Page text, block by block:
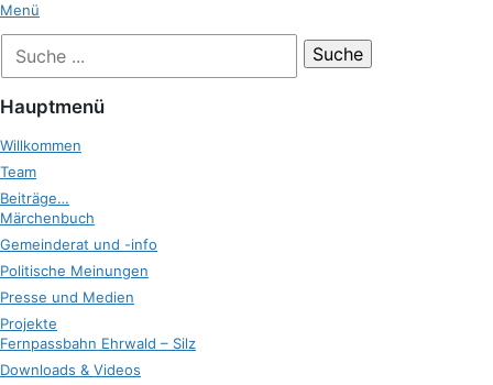
Zum
springen
Menü
nach:
Hauptmenü
Willkommen
Team
Beiträge…
Märchenbuch
Gemeinderat und -info
Politische Meinungen
Presse und Medien
Projekte
Fernpassbahn Ehrwald – Silz
Downloads & Videos